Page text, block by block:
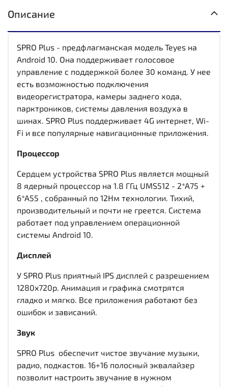
Описание
SPRO Plus - предфлагманская модель Teyes на
Android 10. Она поддерживает голосовое
управление с поддержкой более 30 команд. У нее
есть возможностью подключения
видеорегистратора, камеры заднего хода,
парктроников, системы давления воздуха в
шинах. SPRO Plus поддерживает 4G интернет, Wi-
Fi и все популярные навигационные приложения.
Процессор
Сердцем устройства SPRO Plus является мощный
8 ядерный процессор на 1.8 ГГц UMS512 - 2*A75 +
6*A55 , собранный по 12Нм технологии. Тихий,
производительный и почти не греется. Система
работает под управлением операционной
системы Android 10.
Дисплей
У SPRO Plus приятный IPS дисплей c разрешением
1280x720р. Анимация и графика смотрятся
гладко и мягко. Все приложения работают без
ошибок и зависаний.
Звук
SPRO Plus обеспечит чистое звучание музыки,
радио, подкастов. 16+16 полосный эквалайзер
позволит настроить звучание в нужном